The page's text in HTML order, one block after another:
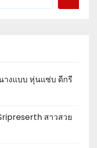
างแบบ หุ่นแซ่บ ดีกรี
สาวสวย